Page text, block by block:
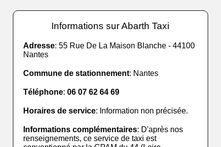
Informations sur Abarth Taxi
Adresse: 55 Rue De La Maison Blanche - 44100
Nantes
Commune de stationnement: Nantes
Téléphone:06 07 62 64 69
Horaires de service: Information non précisée.
Informations complémentaires: D'après nos
renseignements, ce service de taxi est